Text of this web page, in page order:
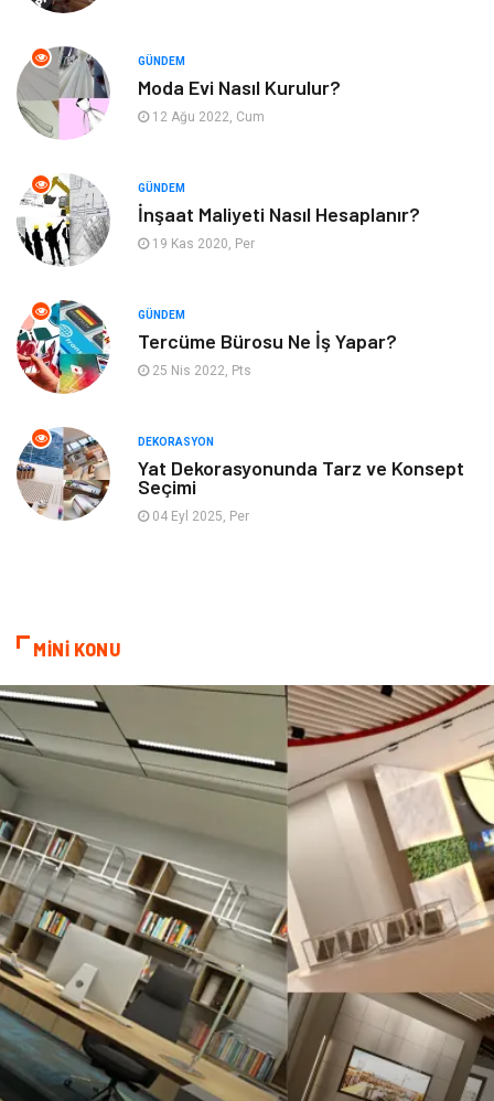
Maden ve Metal
Güzellik & Bakım Tatil
Aksesuar Eğitim Kurumları
Hizmet
Mobilya
İnternet
Nakliyat
Hediyelik Eşya
Basın Yayın
Telekomünikasyon Markalar
İthalat İhracat
Dernekler ve Birlikler
GÜNDEM
Moda Evi Nasıl Kurulur?
12 Ağu 2022, Cum
GÜNDEM
İnşaat Maliyeti Nasıl Hesaplanır?
19 Kas 2020, Per
GÜNDEM
Tercüme Bürosu Ne İş Yapar?
25 Nis 2022, Pts
DEKORASYON
Yat Dekorasyonunda Tarz ve Konsept
Seçimi
04 Eyl 2025, Per
MİNİ KONU